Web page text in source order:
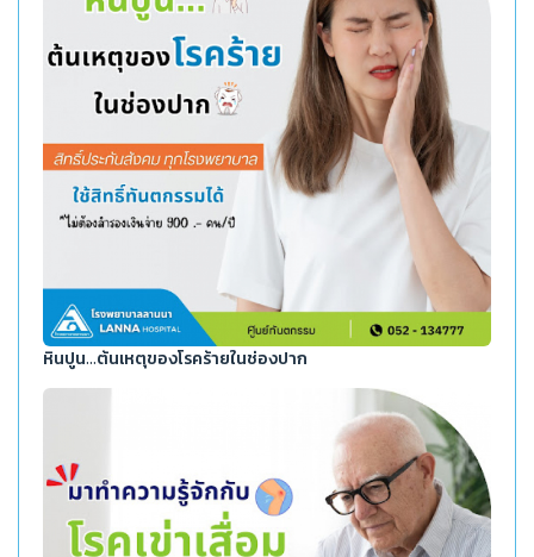
หินปูน...ต้นเหตุของโรคร้ายในช่องปาก